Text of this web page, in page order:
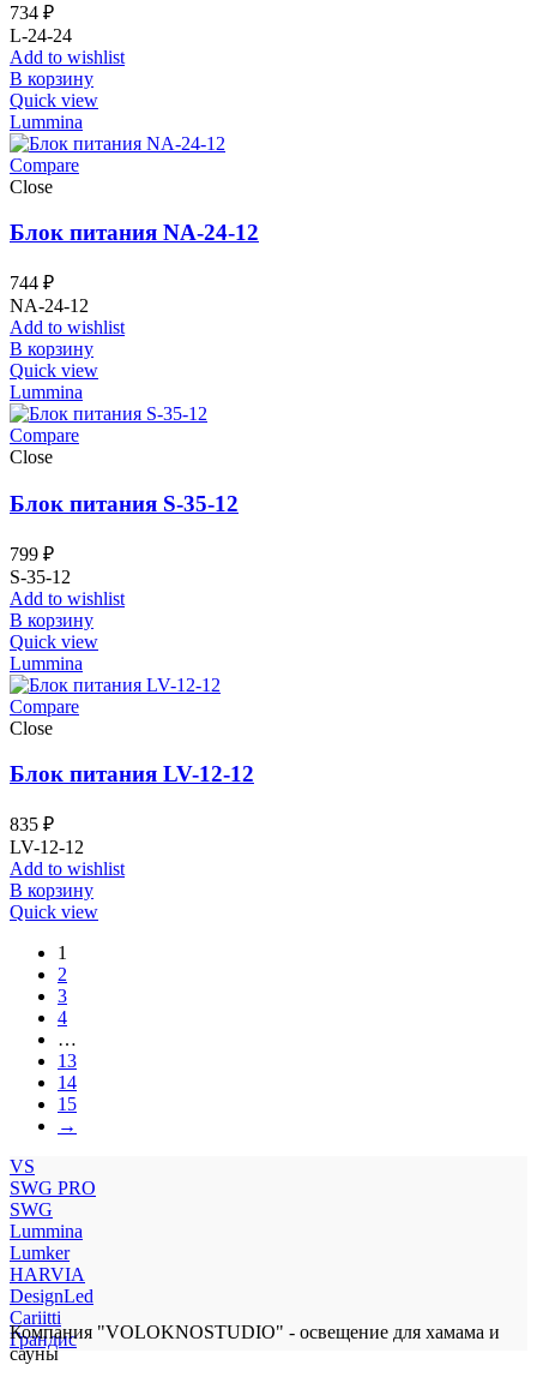
734 ₽
L-24-24
Add to wishlist
В корзину
Quick view
Lummina
Compare
Close
Блок питания NA-24-12
744 ₽
NA-24-12
Add to wishlist
В корзину
Quick view
Lummina
Compare
Close
Блок питания S-35-12
799 ₽
S-35-12
Add to wishlist
В корзину
Quick view
Lummina
Compare
Close
Блок питания LV-12-12
835 ₽
LV-12-12
Add to wishlist
В корзину
Quick view
1
2
3
4
…
13
14
15
→
VS
SWG PRO
SWG
Lummina
Lumker
HARVIA
DesignLed
Cariitti
Грандис
Компания "VOLOKNOSTUDIO" - освещение для хамама и
сауны